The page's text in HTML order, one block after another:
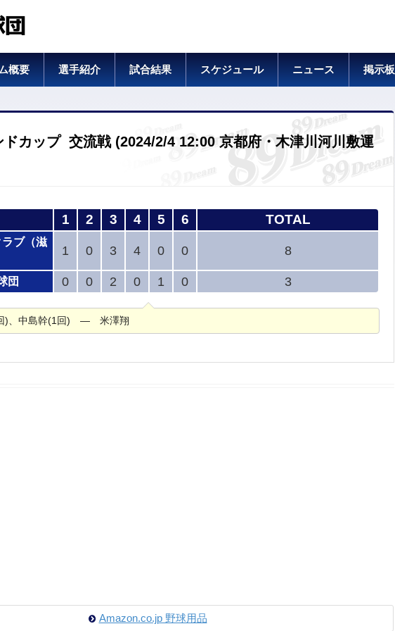
概要 選手紹介 試合結果 スケジュール ニュース 掲示板
ドカップ 交流戦 (2024/2/4 12:00 京都府・⽊津川河川敷運
1 2 3 4 5 6 TOTAL
ブ（滋
1 0 3 4 0 0 8
団 0 0 2 0 1 0 3
)、中島幹(1回) ― 米澤翔
Amazon.co.jp 野球用品